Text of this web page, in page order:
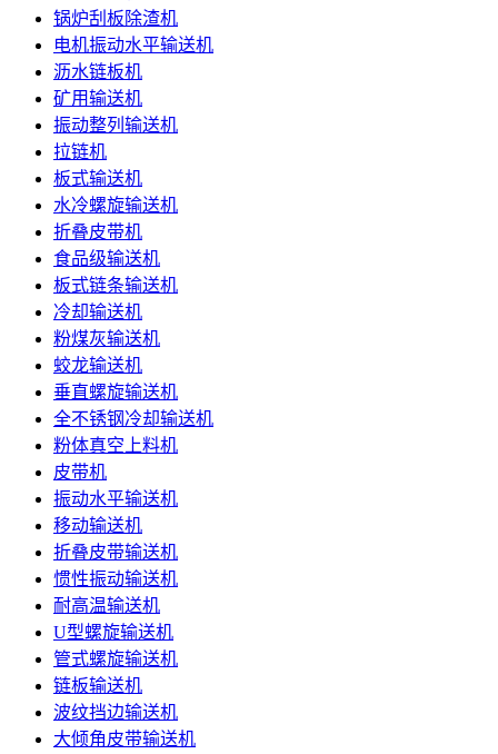
锅炉刮板除渣机
电机振动水平输送机
沥水链板机
矿用输送机
振动整列输送机
拉链机
板式输送机
水冷螺旋输送机
折叠皮带机
食品级输送机
板式链条输送机
冷却输送机
粉煤灰输送机
蛟龙输送机
垂直螺旋输送机
全不锈钢冷却输送机
粉体真空上料机
皮带机
振动水平输送机
移动输送机
折叠皮带输送机
惯性振动输送机
耐高温输送机
U型螺旋输送机
管式螺旋输送机
链板输送机
波纹挡边输送机
大倾角皮带输送机